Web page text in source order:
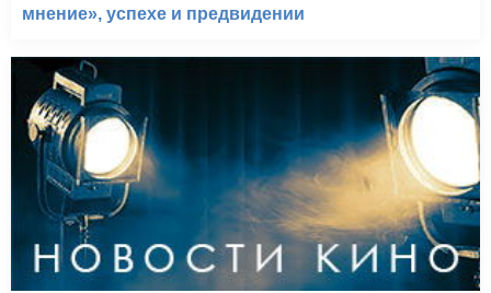
мнение», успехе и предвидении